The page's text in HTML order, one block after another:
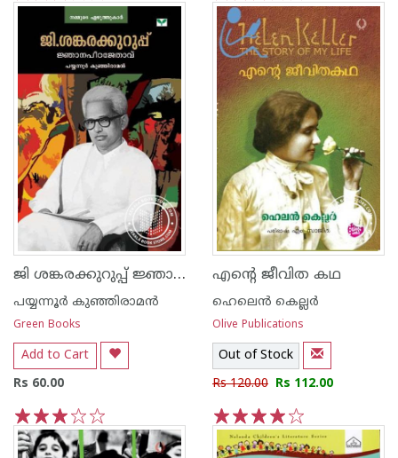
5
4
3
2
1 5
4
3
2
1
ജി ശങ്കരക്കുറുപ്പ് ജ്ഞാനപീഠജേതാവ്
പയ്യന്നൂര്‍ കുഞ്ഞിരാമന്‍
Green Books
Add to Cart
Rs 60.00
5
4
3
2
1
എന്റെ ജീവിത കഥ
ഹെലെ‌ന്‍ കെല്ലര്‍
Olive Publications
Out of Stock
Rs 120.00 Rs 112.00
5
4
3
2
1